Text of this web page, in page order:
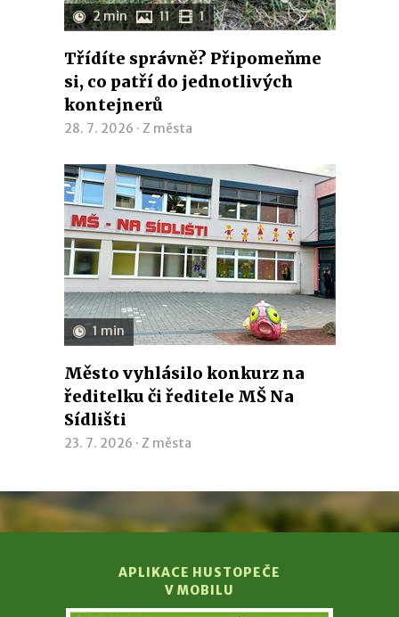
2 min 11 1
Třídíte správně? Připomeňme
si, co patří do jednotlivých
kontejnerů
28. 7. 2026 · Z města
1 min
Město vyhlásilo konkurz na
ředitelku či ředitele MŠ Na
Sídlišti
23. 7. 2026 · Z města
APLIKACE HUSTOPEČE
V MOBILU